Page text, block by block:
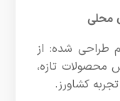
طراحی شده: از
محصولات تازه،
کشاورز.